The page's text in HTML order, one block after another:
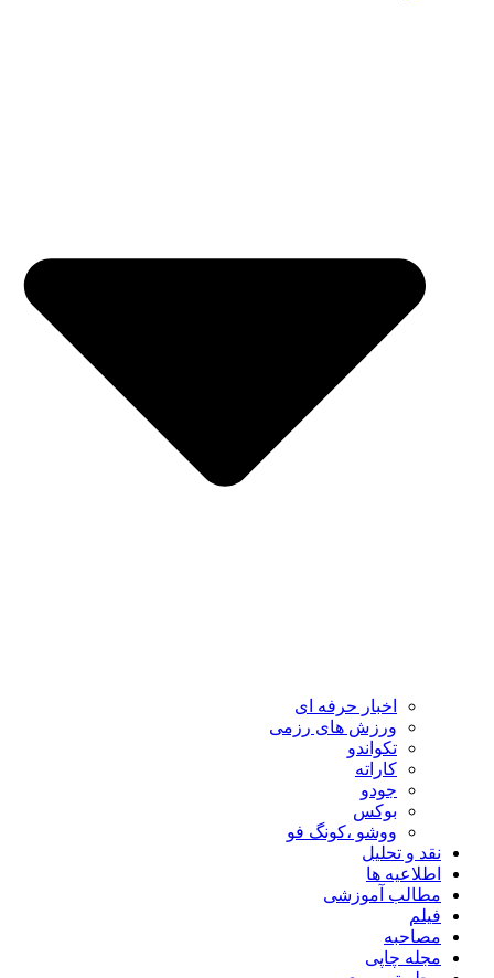
اخبار حرفه ای
ورزش های رزمی
تکواندو
کاراته
جودو
بوکس
ووشو ،کونگ فو
نقد و تحلیل
اطلاعیه ها
مطالب آموزشی
فیلم
مصاحبه
مجله چاپی